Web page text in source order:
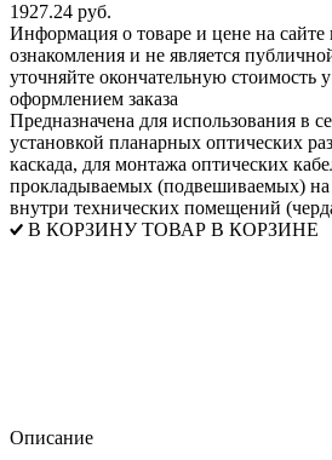
1927.24 руб.
Информация о товаре и цене на сайте
ознакомления и не является
уточняйте окончательную стоимость
оформлением заказа
Предназначена для использования в
установкой планарных оптических
каскада, для монтажа оптических
прокладываемых (подвешиваемых) на
внутри технических помещений
В КОРЗИНУ ТОВАР В КОРЗИНЕ
Описание